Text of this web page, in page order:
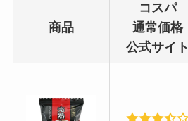
商品
コスパ
通常価格
公式サイト